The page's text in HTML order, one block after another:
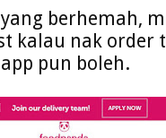
berhemah,
kalau nak
app pun boleh.